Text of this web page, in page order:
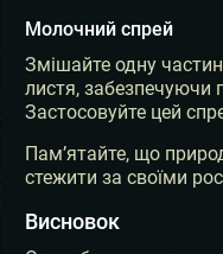
Молочний спрей
Змішайте одну
листя, забезпечуючи
Застосовуйте цей
Пам’ятайте, що
стежити за своїми
Висновок